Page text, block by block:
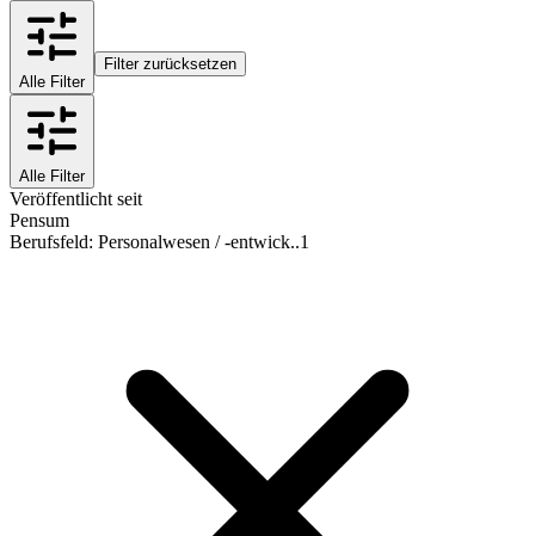
Alle Filter
Filter zurücksetzen
Alle Filter
Veröffentlicht seit
Pensum
Berufsfeld: Personalwesen / -entwick..1